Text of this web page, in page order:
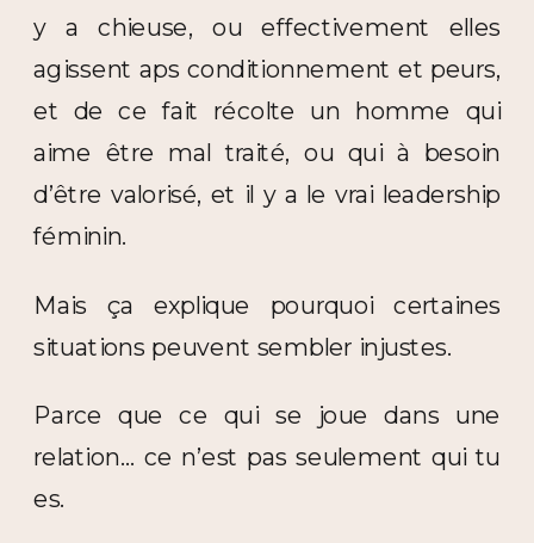
y a chieuse, ou effectivement elles
agissent aps conditionnement et peurs,
et de ce fait récolte un homme qui
aime être mal traité, ou qui à besoin
d’être valorisé, et il y a le vrai leadership
féminin.
Mais ça explique pourquoi certaines
situations peuvent sembler injustes.
Parce que ce qui se joue dans une
relation… ce n’est pas seulement qui tu
es.